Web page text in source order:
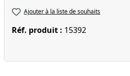
Ajouter à la liste de souhaits
Réf. produit : 15392